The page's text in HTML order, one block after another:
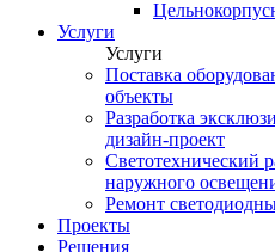
Услуги
Услуги
Поставка
объекты
Разработка
дизайн-проект
Светотехнический
наружного
Ремонт
Проекты
Решения